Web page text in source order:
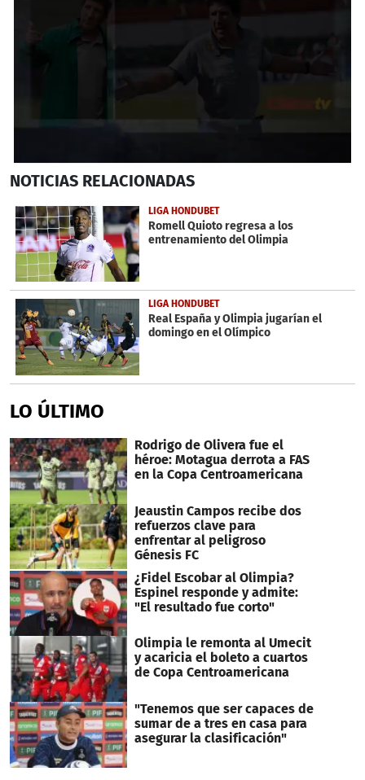
seconds
3
minutes,
26
seconds
NOTICIAS RELACIONADAS
LIGA HONDUBET
Romell Quioto regresa a los
entrenamiento del Olimpia
LIGA HONDUBET
Real España y Olimpia jugarían el
domingo en el Olímpico
LO ÚLTIMO
Rodrigo de Olivera fue el
héroe: Motagua derrota a FAS
en la Copa Centroamericana
Jeaustin Campos recibe dos
refuerzos clave para
enfrentar al peligroso
Génesis FC
¿Fidel Escobar al Olimpia?
Espinel responde y admite:
"El resultado fue corto"
Olimpia le remonta al Umecit
y acaricia el boleto a cuartos
de Copa Centroamericana
"Tenemos que ser capaces de
sumar de a tres en casa para
asegurar la clasificación"